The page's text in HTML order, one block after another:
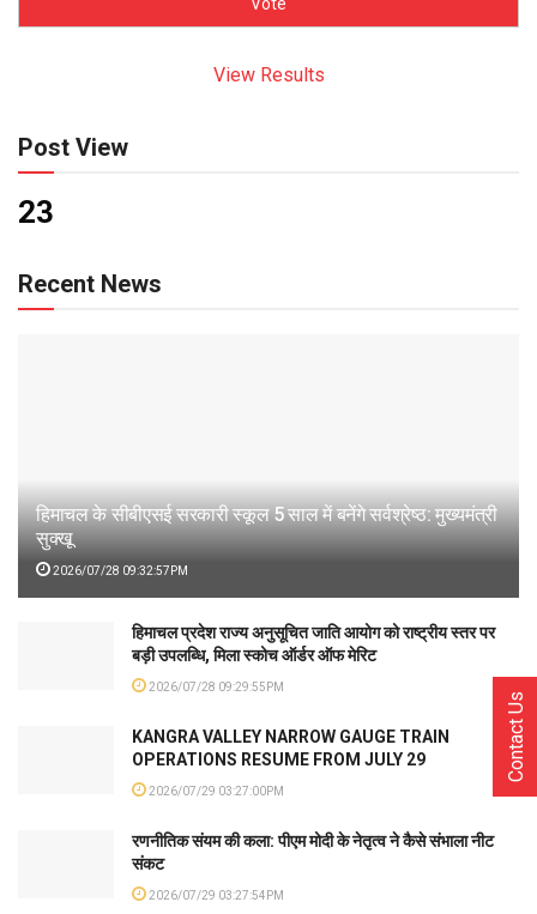
View Results
Post View
23
Recent News
हिमाचल के सीबीएसई सरकारी स्कूल 5 साल में बनेंगे सर्वश्रेष्ठ: मुख्यमंत्री
सुक्खू
2026/07/28 09:32:57PM
हिमाचल प्रदेश राज्य अनुसूचित जाति आयोग को राष्ट्रीय स्तर पर
बड़ी उपलब्धि, मिला स्कोच ऑर्डर ऑफ मेरिट
2026/07/28 09:29:55PM
KANGRA VALLEY NARROW GAUGE TRAIN
OPERATIONS RESUME FROM JULY 29
2026/07/29 03:27:00PM
रणनीतिक संयम की कला: पीएम मोदी के नेतृत्व ने कैसे संभाला नीट
संकट
2026/07/29 03:27:54PM
Contact Us